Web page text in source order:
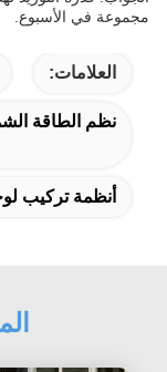
مجموعة في الأسبوع.
العلامات:
نظم الطاقة
أنظمة تركيب